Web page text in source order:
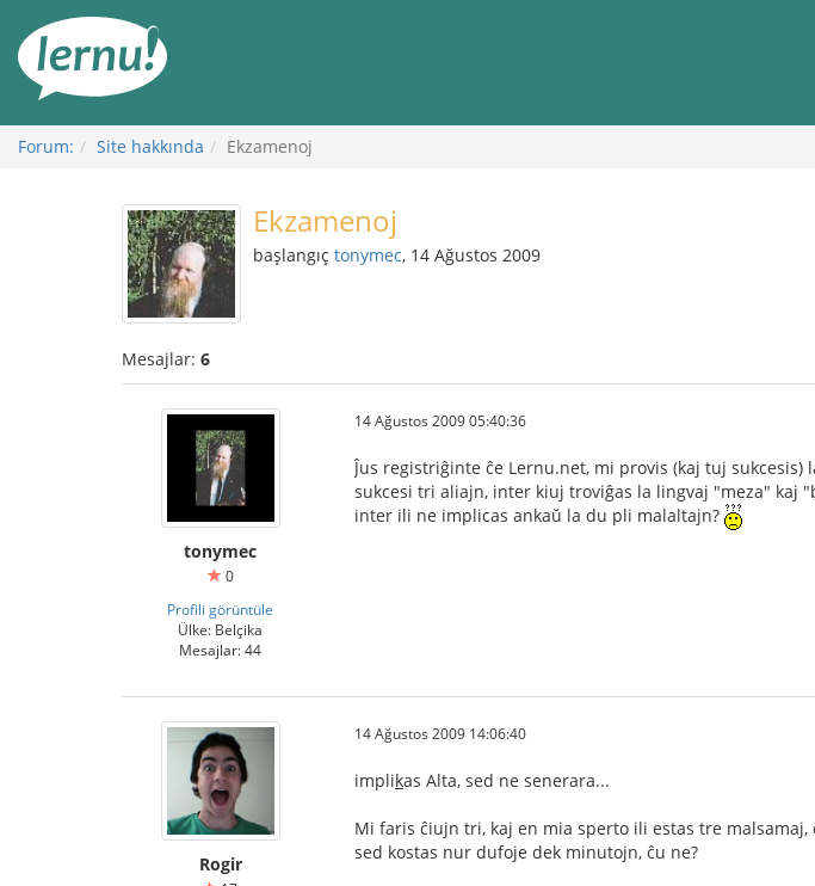
Görüntüleme
Forum: Site hakkında Ekzamenoj
Ekzamenoj
başlangıç tonymec, 14 Ağustos 2009
Mesajlar: 6
tonymec
0
Profili görüntüle
Ülke: Belçika
Mesajlar: 44
14 Ağustos 2009 05:40:36
Ĵus registriĝinte ĉe Lernu.net, mi provis (kaj tuj
sukcesi tri aliajn, inter kiuj troviĝas la lingvaj "meza" kaj
inter ili ne implicas ankaŭ la du pli malaltajn?
Rogir
14 Ağustos 2009 14:06:40
implikas Alta, sed ne senerara...
Mi faris ĉiujn tri, kaj en mia sperto ili estas tre
sed kostas nur dufoje dek minutojn, ĉu ne?